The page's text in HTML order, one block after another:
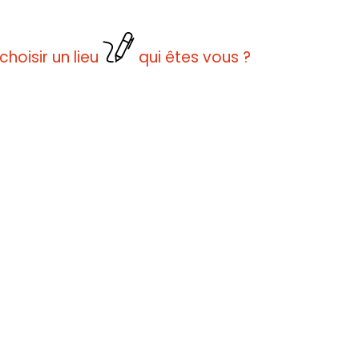
choisir un lieu qui êtes vous ?